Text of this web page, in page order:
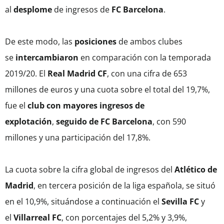
al desplome de ingresos de FC Barcelona.
De este modo, las posiciones de ambos clubes
se intercambiaron en comparación con la temporada
2019/20. El Real Madrid CF, con una cifra de 653
millones de euros y una cuota sobre el total del 19,7%,
fue el club con mayores ingresos de
explotación, seguido de FC Barcelona, con 590
millones y una participación del 17,8%.
La cuota sobre la cifra global de ingresos del Atlético de
Madrid, en tercera posición de la liga española, se situó
en el 10,9%, situándose a continuación el Sevilla FCy
el Villarreal FC, con porcentajes del 5,2% y 3,9%,